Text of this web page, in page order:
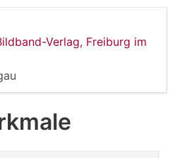
Verlag, Freiburg im